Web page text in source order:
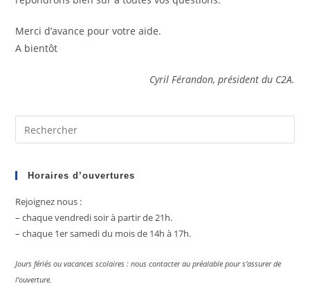
Merci d’avance pour votre aide.
A bientôt
Cyril Férandon, président du C2A.
Horaires d’ouvertures
Rejoignez nous :
– chaque vendredi soir à partir de 21h.
– chaque 1er samedi du mois de 14h à 17h.
Jours fériés ou vacances scolaires : nous contacter au préalable pour s’assurer de
l’ouverture.